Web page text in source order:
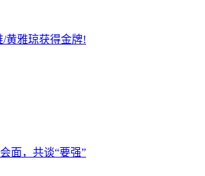
黄雅琼获得金牌!
面，共谈“要强”